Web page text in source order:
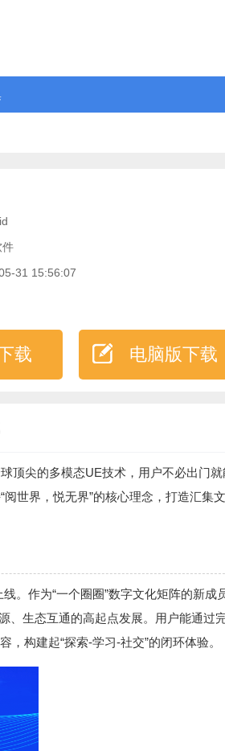
件
31 15:56:07
载 电脑版下载
顶尖的多模态UE技术，用户不必出门就
世界，悦无界”的核心理念，打造汇集
。作为“一个圈圈”数字文化矩阵的新成
、生态互通的高起点发展。用户能通过
构建起“探索-学习-社交”的闭环体验。